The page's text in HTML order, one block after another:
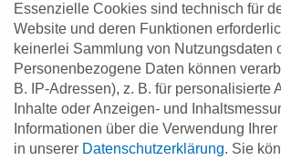
Proposition
Canvas
Essenzielle Cookies sind technisch für
Website und deren Funktionen
keinerlei Sammlung von Nutzungsdaten
Personenbezogene Daten können
B. IP-Adressen), z. B. für personalisierte
Inhalte oder Anzeigen- und
Informationen über die Verwendung
in unserer Datenschutzerklärung. Sie